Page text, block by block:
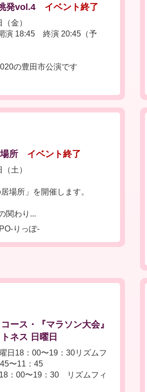
発vol.4
イベント終了
金）
演 18:45 終演 20:45（予
の豊田市公演です
所 イベント終了
土）
場所」を開催します。
関わり...
りっぽ-
ース・『マラソン大会』
ネス 日曜日
日18：00〜19：30リズムフ
〜11：45
：00〜19：30 リズムフィ